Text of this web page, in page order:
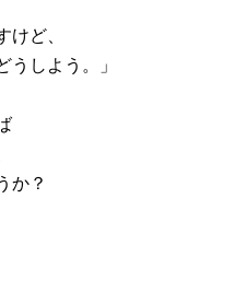
けど、
うしよう。」
か？